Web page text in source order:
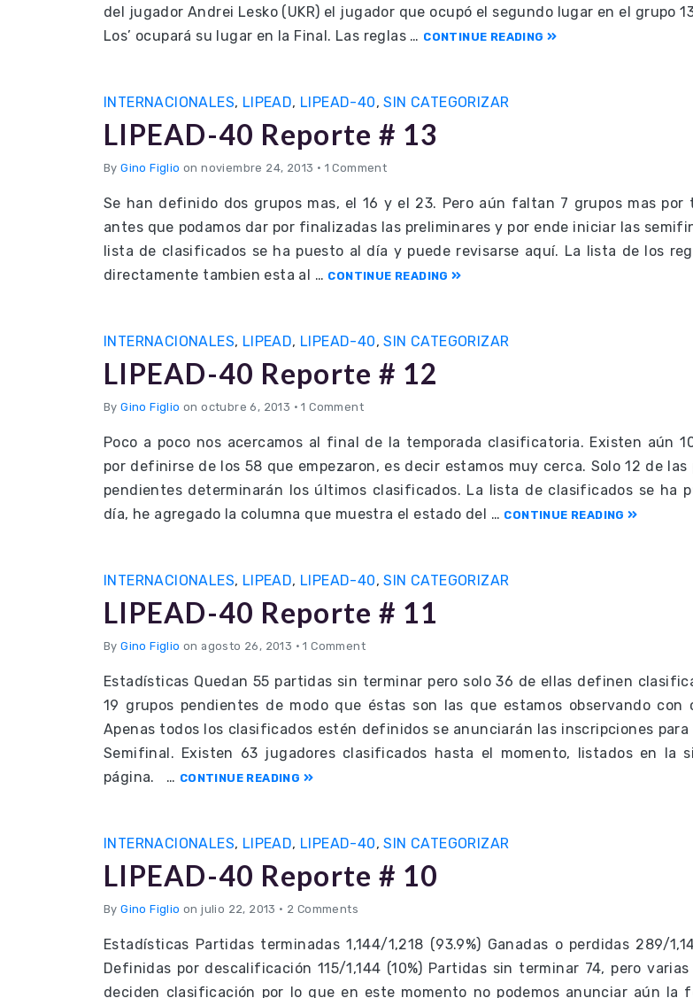
del jugador Andrei Lesko (UKR) el jugador que ocupó el segundo lugar en el grupo
Los’ ocupará su lugar en la Final. Las reglas … CONTINUE READING
INTERNACIONALES, LIPEAD, LIPEAD-40,SIN CATEGORIZAR
LIPEAD-40 Reporte # 13
ByGino Figlio on noviembre 24, 2013 • 1 Comment
Se han definido dos grupos mas, el 16 y el 23. Pero aún faltan 7 grupos mas por
antes que podamos dar por finalizadas las preliminares y por ende iniciar las
lista de clasificados se ha puesto al día y puede revisarse aquí. La lista de los
directamente tambien esta al … CONTINUE READING
INTERNACIONALES, LIPEAD, LIPEAD-40,SIN CATEGORIZAR
LIPEAD-40 Reporte # 12
ByGino Figlio on octubre 6, 2013 • 1 Comment
Poco a poco nos acercamos al final de la temporada clasificatoria. Existen aún
por definirse de los 58 que empezaron, es decir estamos muy cerca. Solo 12 de las
pendientes determinarán los últimos clasificados. La lista de clasificados se ha
día, he agregado la columna que muestra el estado del … CONTINUE READING
INTERNACIONALES, LIPEAD, LIPEAD-40,SIN CATEGORIZAR
LIPEAD-40 Reporte # 11
ByGino Figlio on agosto 26, 2013 • 1 Comment
Estadísticas Quedan 55 partidas sin terminar pero solo 36 de ellas definen
19 grupos pendientes de modo que éstas son las que estamos observando con
Apenas todos los clasificados estén definidos se anunciarán las inscripciones para
Semifinal. Existen 63 jugadores clasificados hasta el momento, listados en la
página. … CONTINUE READING
INTERNACIONALES, LIPEAD, LIPEAD-40,SIN CATEGORIZAR
LIPEAD-40 Reporte # 10
ByGino Figlio on julio 22, 2013 • 2 Comments
Estadísticas Partidas terminadas 1,144/1,218 (93.9%) Ganadas o perdidas 289/
Definidas por descalificación 115/1,144 (10%) Partidas sin terminar 74, pero
deciden clasificación por lo que en este momento no podemos anunciar aún la